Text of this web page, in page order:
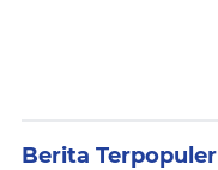
Berita Terpopuler